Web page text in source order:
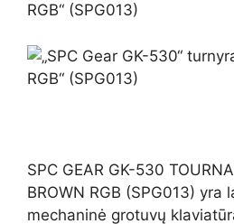
RGB“ (SPG013)
SPC GEAR GK-530
BROWN RGB (SPG013) yra
mechaninė grotuvų